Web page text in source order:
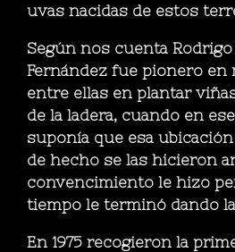
uvas nacidas de estos
Según nos cuenta
Fernández fue pionero en
entre ellas en plantar
de la ladera, cuando en
suponía que esa
de hecho se las hicieron
convencimiento le hizo
tiempo le terminó dando
En 1975 recogieron la